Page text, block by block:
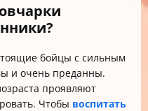
бойцы с сильным
и очень преданны.
проявляют
Чтобы воспитать